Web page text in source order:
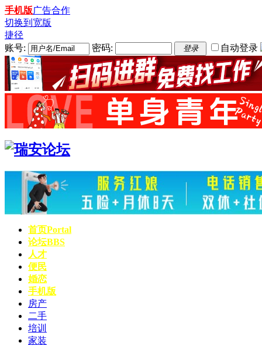
手机版广告合作
切换到宽版
捷径
账号:
密码: 登录 自动登录
首页Portal
论坛BBS
人才
便民
婚恋
手机版
房产
二手
培训
家装